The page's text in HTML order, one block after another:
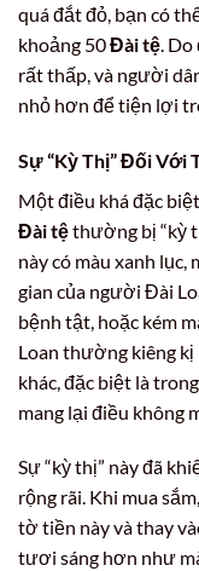
quá đắt đỏ, bạn có
khoảng 50Đài tệ .
rất thấp, và người
nhỏ hơn để tiện lợi
Sự “Kỳ Thị” Đối Với
Một điều khá đặc
Đài tệthường bị “kỳ
này có màu xanh lục,
gian của người Đài
bệnh tật, hoặc kém
Loan thường kiêng
khác, đặc biệt là
mang lại điều không
Sự “kỳ thị” này đã
rộng rãi. Khi mua
tờ tiền này và thay
tươi sáng hơn như